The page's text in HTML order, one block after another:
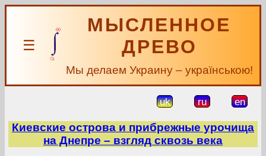
☰
МЫСЛЕННОЕ
ДРЕВО
Мы делаем Украину – українською!
uk ru en
Киевские острова и прибрежные урочища
на Днепре – взгляд сквозь века